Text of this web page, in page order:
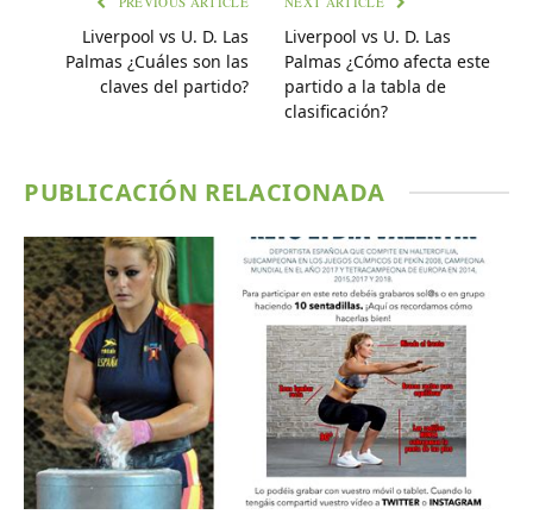
Liverpool vs U. D. Las
Palmas ¿Cuáles son las
claves del partido?
Liverpool vs U. D. Las
Palmas ¿Cómo afecta este
partido a la tabla de
clasificación?
PUBLICACIÓN RELACIONADA